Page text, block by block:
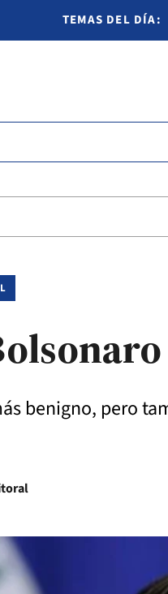
TEMAS DEL DÍA:
benigno, pero